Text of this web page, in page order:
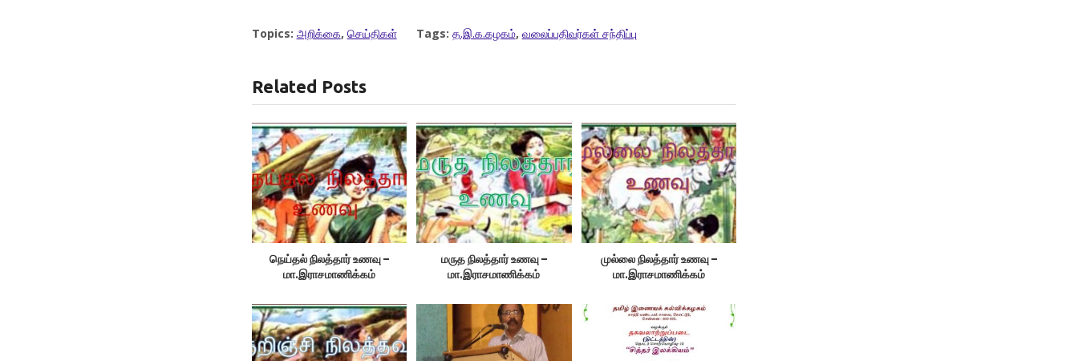
Topics: அறிக்கை, செய்திகள் Tags: த.இ.க.கழகம், வலைப்பதிவர்கள் சந்திப்பு
Related Posts
நெய்தல் நிலத்தார் உணவு –
மா.இராசமாணிக்கம்
மருத நிலத்தார் உணவு –
மா.இராசமாணிக்கம்
முல்லை நிலத்தார் உணவு –
மா.இராசமாணிக்கம்